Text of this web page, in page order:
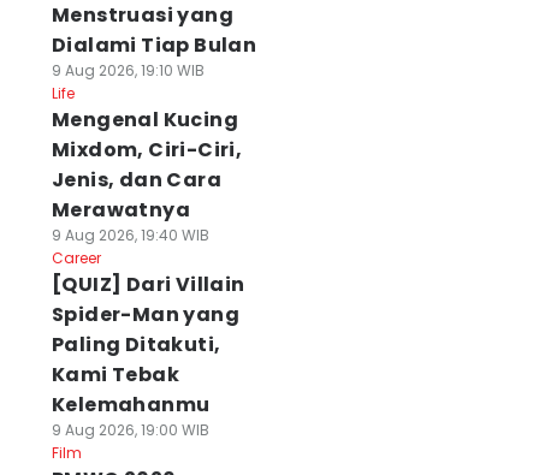
Menstruasi yang
Dialami Tiap Bulan
9 Aug 2026, 19:10 WIB
Life
Mengenal Kucing
Mixdom, Ciri-Ciri,
Jenis, dan Cara
Merawatnya
9 Aug 2026, 19:40 WIB
Career
[QUIZ] Dari Villain
Spider-Man yang
Paling Ditakuti,
Kami Tebak
Kelemahanmu
9 Aug 2026, 19:00 WIB
Film